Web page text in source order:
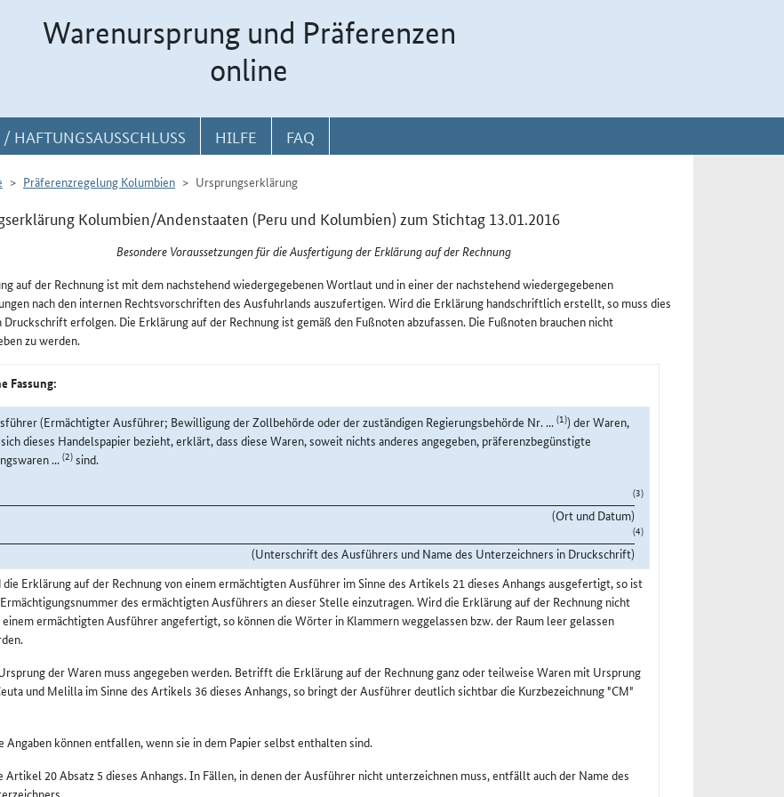
Warenursprung und Präferenzen
online
HAFTUNGSAUSSCHLUSS HILFE FAQ
Präferenzregelung Kolumbien Ursprungserklärung
Kolumbien/Andenstaaten (Peru und Kolumbien) zum Stichtag 13.01.2016
Besondere Voraussetzungen für die Ausfertigung der Erklärung auf der Rechnung
auf der Rechnung ist mit dem nachstehend wiedergegebenen Wortlaut und in einer der nachstehend wiedergegebenen
nach den internen Rechtsvorschriften des Ausfuhrlands auszufertigen. Wird die Erklärung handschriftlich erstellt, so muss dies
erfolgen. Die Erklärung auf der Rechnung ist gemäß den Fußnoten abzufassen. Die Fußnoten brauchen nicht
zu werden.
Fassung:
(Ermächtigter Ausführer; Bewilligung der Zollbehörde oder der zuständigen Regierungsbehörde Nr. ...(1)) der Waren,
dieses Handelspapier bezieht, erklärt, dass diese Waren, soweit nichts anderes angegeben, präferenzbegünstigte
...(2)sind.
(3)
(Ort und Datum)
(4)
(Unterschrift des Ausführers und Name des Unterzeichners in Druckschrift)
Erklärung auf der Rechnung von einem ermächtigten Ausführer im Sinne des Artikels 21 dieses Anhangs ausgefertigt, so ist
des ermächtigten Ausführers an dieser Stelle einzutragen. Wird die Erklärung auf der Rechnung nicht
einem ermächtigten Ausführer angefertigt, so können die Wörter in Klammern weggelassen bzw. der Raum leer gelassen
der Waren muss angegeben werden. Betrifft die Erklärung auf der Rechnung ganz oder teilweise Waren mit Ursprung
und Melilla im Sinne des Artikels 36 dieses Anhangs, so bringt der Ausführer deutlich sichtbar die Kurzbezeichnung "CM"
Angaben können entfallen, wenn sie in dem Papier selbst enthalten sind.
Artikel 20 Absatz 5 dieses Anhangs. In Fällen, in denen der Ausführer nicht unterzeichnen muss, entfällt auch der Name des